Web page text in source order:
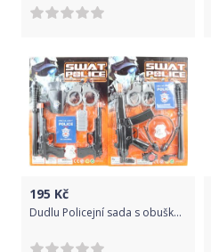
195 Kč
Dudlu Policejní sada s obuškem